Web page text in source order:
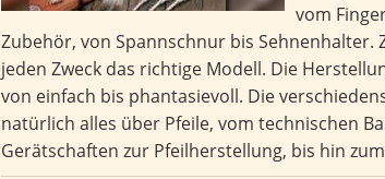
vom
Zubehör, von Spannschnur bis
jeden Zweck das richtige Modell. Die
von einfach bis phantasievoll. Die
natürlich alles über Pfeile, vom technischen
Gerätschaften zur Pfeilherstellung, bis hin